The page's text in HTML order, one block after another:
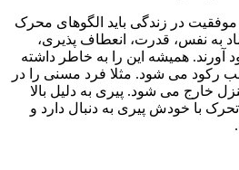
در زندگی باید الگوهای محرک
به نفس، قدرت، انعطاف پذیری،
همیشه این را به خاطر داشته
رکود می شود. مثلا فرد مسنی را در
خارج می شود. پیری به دلیل بالا
با خودش پیری به دنبال دارد و